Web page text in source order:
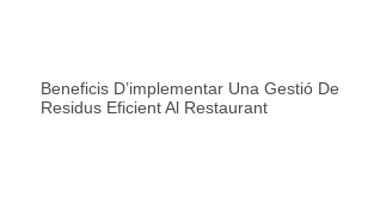
Beneficis D’implementar Una Gestió De
Residus Eficient Al Restaurant